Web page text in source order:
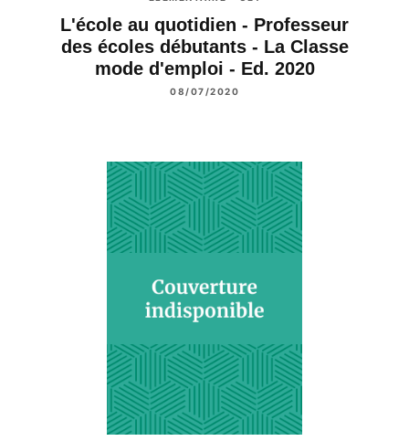
L'école au quotidien - Professeur
des écoles débutants - La Classe
mode d'emploi - Ed. 2020
08/07/2020